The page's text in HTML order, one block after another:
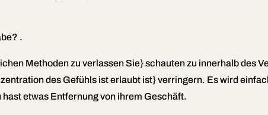
.
Methoden zu verlassen Sie} schauten zu innerhalb des
des Gefühls ist erlaubt ist} verringern. Es wird
etwas Entfernung von ihrem Geschäft.